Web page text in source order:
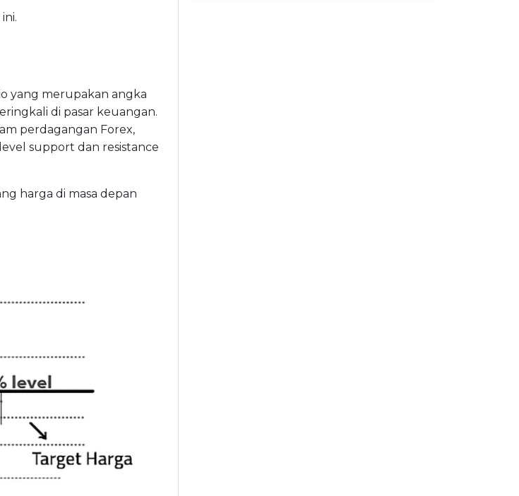
yang merupakan angka
di pasar keuangan.
perdagangan Forex,
support dan resistance
harga di masa depan